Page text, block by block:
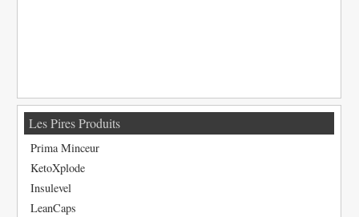
Les Pires Produits
Prima Minceur
KetoXplode
Insulevel
LeanCaps